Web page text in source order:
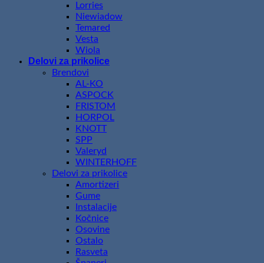
Lorries
Niewiadow
Temared
Vesta
Wiola
Delovi za prikolice
Brendovi
AL-KO
ASPOCK
FRISTOM
HORPOL
KNOTT
SPP
Valeryd
WINTERHOFF
Delovi za prikolice
Amortizeri
Gume
Instalacije
Kočnice
Osovine
Ostalo
Rasveta